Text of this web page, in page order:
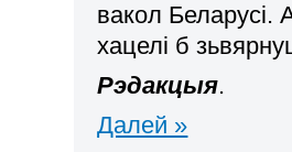
вакол
хацелі б
Рэдакцыя.
Далей »